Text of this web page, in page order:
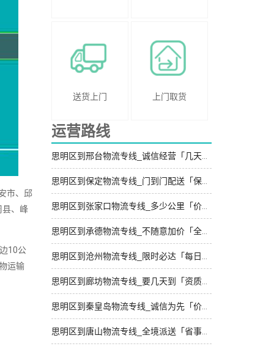
市、邱
县、峰
10公
运输
送货上门 上门取货
运营路线
思明区到邢台物流专线_诚信经营「几天到达」
思明区到保定物流专线_门到门配送「保证时效」
思明区到张家口物流专线_多少公里「价格透明」
思明区到承德物流专线_不随意加价「全程定位」
思明区到沧州物流专线_限时必达「每日发车」
思明区到廊坊物流专线_要几天到「资质齐全」
思明区到秦皇岛物流专线_诚信为先「价格实惠」
思明区到唐山物流专线_全境派送「省事省心」